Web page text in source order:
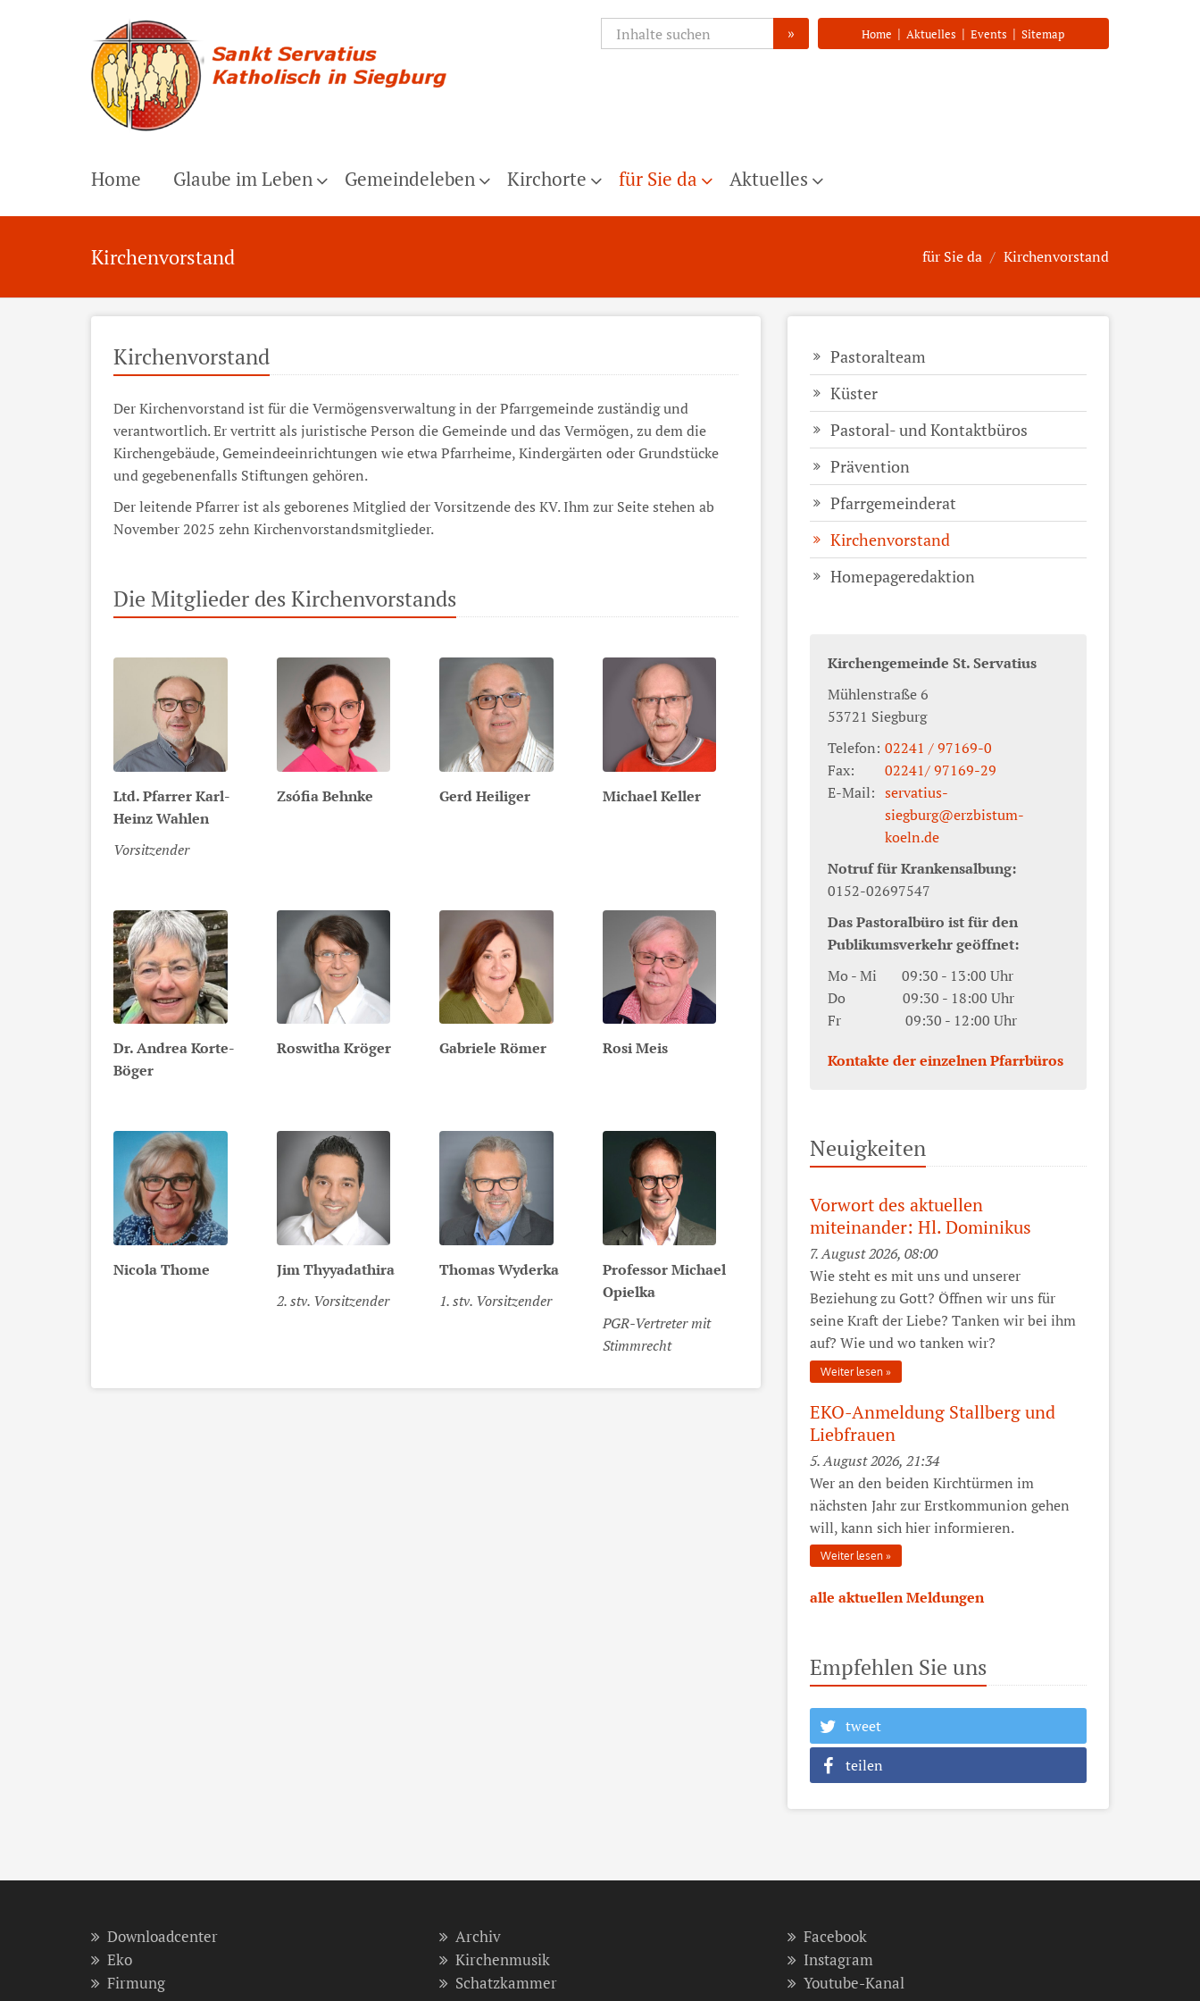
Home | Aktuelles | Events | Sitemap
»
Home Glaube im Leben Gemeindeleben Kirchorte für Sie da Aktuelles
Kirchenvorstand für Sie da Kirchenvorstand
Kirchenvorstand
Der Kirchenvorstand ist für die Vermögensverwaltung in der Pfarrgemeinde zuständig und
verantwortlich. Er vertritt als juristische Person die Gemeinde und das Vermögen, zu dem die
Kirchengebäude, Gemeindeeinrichtungen wie etwa Pfarrheime, Kindergärten oder Grundstücke
und gegebenenfalls Stiftungen gehören.
Der leitende Pfarrer ist als geborenes Mitglied der Vorsitzende des KV. Ihm zur Seite stehen ab
November 2025 zehn Kirchenvorstandsmitglieder.
Die Mitglieder des Kirchenvorstands
Ltd. PfarrerKarl-
HeinzWahlen
Vorsitzender
Zsófia Behnke GerdHeiliger Michael Keller
Dr.AndreaKorte-
Böger
Roswitha Kröger Gabriele Römer Rosi Meis
NicolaThome Jim Thyyadathira
2. stv. Vorsitzender
ThomasWyderka
1. stv. Vorsitzender
ProfessorMichael
Opielka
PGR-Vertreter mit
Stimmrecht
Pastoralteam
Küster
Pastoral- und Kontaktbüros
Prävention
Pfarrgemeinderat
Kirchenvorstand
Homepageredaktion
Kirchengemeinde St. Servatius
Mühlenstraße 6
53721 Siegburg
Telefon: 02241 / 97169-0
Fax:
02241/ 97169-29
E-Mail: servatius-
siegburg@erzbistum-
koeln.de
Notruf für Krankensalbung:
0152-02697547
Das Pastoralbüro ist für den
Publikumsverkehr geöffnet:
Mo - Mi 09:30 - 13:00 Uhr
Do 09:30 - 18:00 Uhr
Fr 09:30 - 12:00 Uhr
Kontakte der einzelnen Pfarrbüros
Neuigkeiten
Vorwort des aktuellen
miteinander: Hl. Dominikus
7. August 2026, 08:00
Wie steht es mit uns und unserer
Beziehung zu Gott? Öffnen wir uns für
seine Kraft der Liebe? Tanken wir bei ihm
auf? Wie und wo tanken wir?
Weiter lesen
EKO-Anmeldung Stallberg und
Liebfrauen
5. August 2026, 21:34
Wer an den beiden Kirchtürmen im
nächsten Jahr zur Erstkommunion gehen
will, kann sich hier informieren.
Weiter lesen
alle aktuellen Meldungen
Empfehlen Sie uns
tweet
teilen
Downloadcenter
Eko
Firmung
Archiv
Kirchenmusik
Schatzkammer
Facebook
Instagram
Youtube-Kanal